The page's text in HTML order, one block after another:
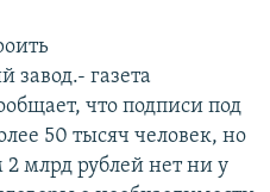
газета
что подписи под
50 тысяч человек, но
2 млрд рублей нет ни у